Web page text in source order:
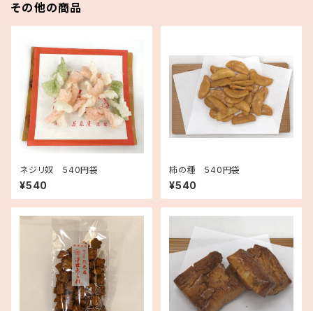
その他の商品
ネジリ奴 540円袋
¥540
柿の種 540円袋
¥540